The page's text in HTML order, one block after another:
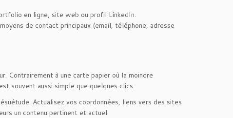
en ligne, site web ou profil LinkedIn.
de contact principaux (email, téléphone, adresse
Contrairement à une carte papier où la moindre
souvent aussi simple que quelques clics.
Actualisez vos coordonnées, liens vers des sites
un contenu pertinent et actuel.